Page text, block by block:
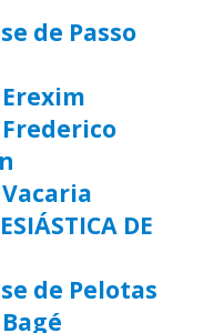
de Passo
DE
de Pelotas